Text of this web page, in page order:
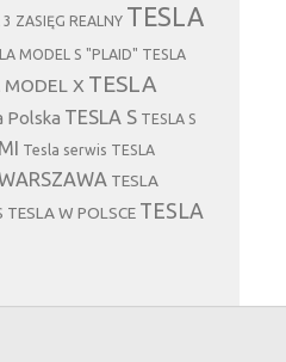
ZASIĘG REALNY TESLA
MODEL S "PLAID" TESLA
MODEL X TESLA
Polska TESLA S TESLA S
Tesla serwis TESLA
TESLA
TESLA W POLSCE TESLA